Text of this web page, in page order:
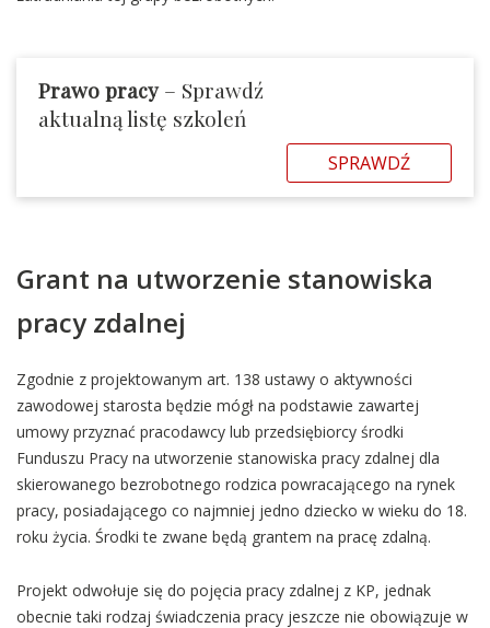
Prawo pracy– Sprawdź
aktualną listę szkoleń
SPRAWDŹ
Grant na utworzenie stanowiska
pracy zdalnej
Zgodnie z projektowanym art. 138 ustawy o aktywności
zawodowej starosta będzie mógł na podstawie zawartej
umowy przyznać pracodawcy lub przedsiębiorcy środki
Funduszu Pracy na utworzenie stanowiska pracy zdalnej dla
skierowanego bezrobotnego rodzica powracającego na rynek
pracy, posiadającego co najmniej jedno dziecko w wieku do 18.
roku życia. Środki te zwane będą grantem na pracę zdalną.
Projekt odwołuje się do pojęcia pracy zdalnej z KP, jednak
obecnie taki rodzaj świadczenia pracy jeszcze nie obowiązuje w